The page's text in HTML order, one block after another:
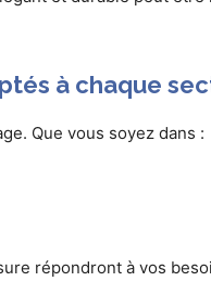
à chaque
Que vous soyez dans :
répondront à vos